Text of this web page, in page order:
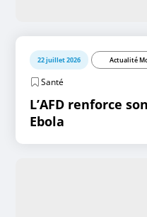
22 juillet 2026 Actualité
Santé
L’AFD renforce
Ebola